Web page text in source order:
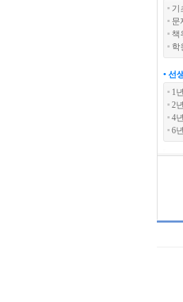
기
문
책
학
• 선
1
2
4
6